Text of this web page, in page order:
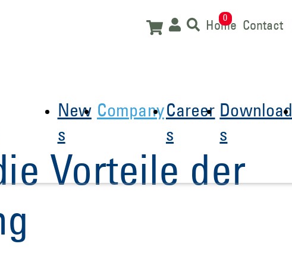
0
Home Contact
New
s
CompanyCareer
s
Download
s
Vorteile der